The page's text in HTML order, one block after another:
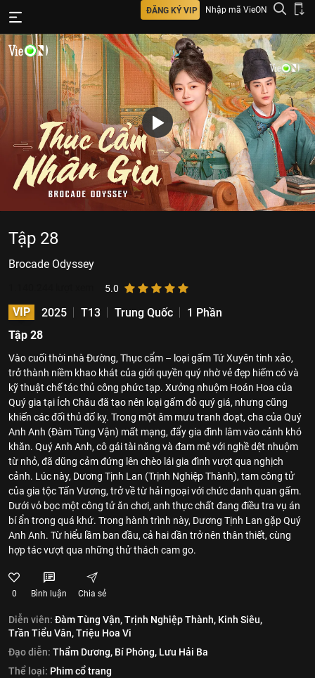
ĐĂNG KÝ VIP Nhập mã VieON
Tập 28
Brocade Odyssey
5.0
VIP 2025 T13 Trung Quốc
1 Phần
Tập 28
Vào cuối thời nhà Đường, Thục cẩm – loại gấm Tứ Xuyên tinh xảo,
trở thành niềm khao khát của giới quyền quý nhờ vẻ đẹp hiếm có và
kỹ thuật chế tác thủ công phức tạp. Xưởng nhuộm Hoán Hoa của
Quý gia tại Ích Châu đã tạo nên loại gấm đỏ quý giá, nhưng cũng
khiến các đối thủ đố kỵ. Trong một âm mưu tranh đoạt, cha của Quý
Anh Anh (Đàm Tùng Vận) mất mạng, đẩy gia đình lâm vào cảnh khó
khăn. Quý Anh Anh, cô gái tài năng và đam mê với nghề dệt nhuộm
từ nhỏ, đã dũng cảm đứng lên chèo lái gia đình vượt qua nghịch
cảnh. Lúc này, Dương Tịnh Lan (Trịnh Nghiệp Thành), tam công tử
của gia tộc Tấn Vương, trở về từ hải ngoại với chức danh quan gấm.
Dưới vỏ bọc một công tử ăn chơi, anh thực chất đang điều tra vụ án
bí ẩn trong quá khứ. Trong hành trình này, Dương Tịnh Lan gặp Quý
Anh Anh. Từ hiểu lầm ban đầu, cả hai dần trở nên thân thiết, cùng
hợp tác vượt qua những thử thách cam go.
0 Bình luận Chia sẻ
Diễn viên: Đàm Tùng Vận,Trịnh Nghiệp Thành, Kinh Siêu,
Trần Tiểu Vân,Triệu Hoa Vi
Đạo diễn: Thẩm Dương, Bí Phóng, Lưu Hải Ba
Thể loại: Phim cổ trang